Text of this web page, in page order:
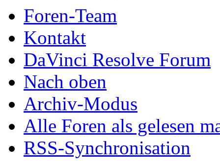
Foren-Team
Kontakt
DaVinci Resolve Forum
Nach oben
Archiv-Modus
Alle Foren als gelesen
RSS-Synchronisation